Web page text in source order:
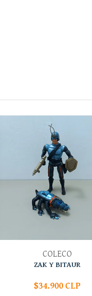
COLECO
ZAK Y BITAUR
+
$34.900 CLP